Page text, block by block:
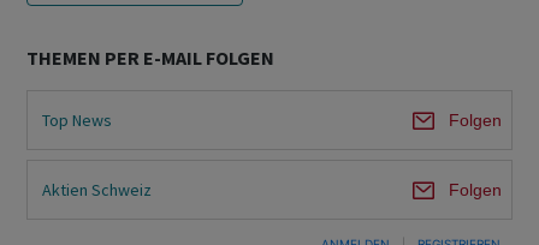
THEMEN PER E-MAIL FOLGEN
Top News Folgen
Aktien Schweiz Folgen